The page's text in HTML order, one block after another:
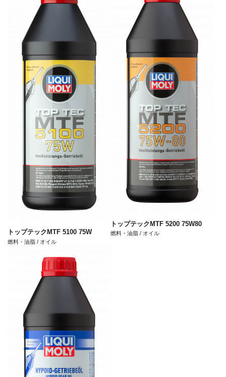
トップテックMTF 5100 75W
燃料・油脂 / オイル
トップテックMTF 5200 75W80
燃料・油脂 / オイル